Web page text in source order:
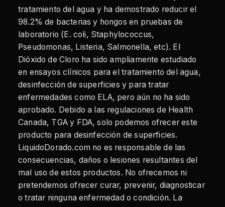
tratamiento del agua y ha demostrado reducir el
98.2% de bacterias y hongos en pruebas de
laboratorio (E. coli, Staphylococcus,
Pseudomonas, Listeria, Salmonella, etc). El
Dióxido de Cloro ha sido ampliamente estudiado
en ensayos clínicos para el tratamiento del agua,
desinfección de superficies y para tratar
enfermedades como ELA, pero aún no ha sido
aprobado. Debido a las regulaciones de Health
Canada, TGA y FDA, solo podemos ofrecer este
producto para desinfección de superficies.
LiquidoDorado.com no es responsable de las
consecuencias, daños o lesiones resultantes del
mal uso de estos productos. No ofrecemos ni
pretendemos ofrecer curar, prevenir, diagnosticar
o tratar ninguna enfermedad o condición. La